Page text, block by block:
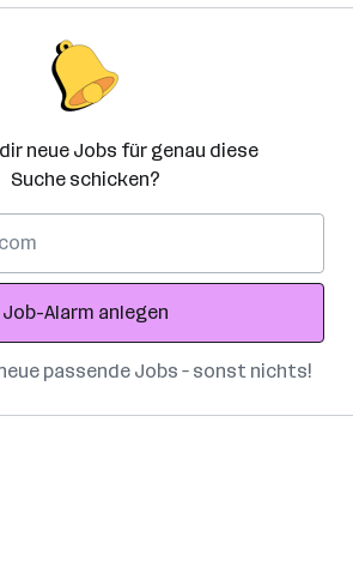
neue Jobs für genau diese
Suche schicken?
Job-Alarm anlegen
passende Jobs – sonst nichts!